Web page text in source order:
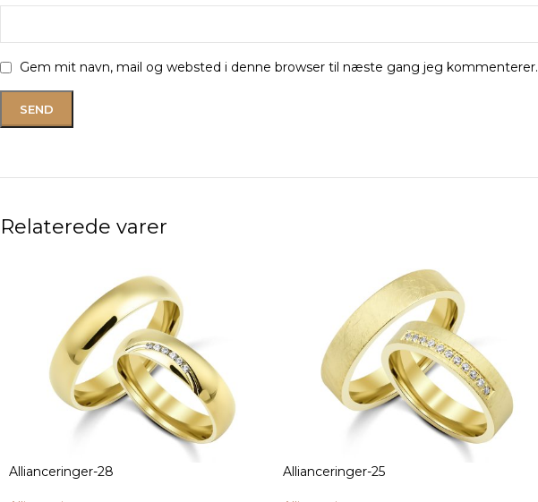
Gem mit navn, mail og websted i denne browser til næste gang jeg kommenterer.
Relaterede varer
Allianceringer-28 Allianceringer-25